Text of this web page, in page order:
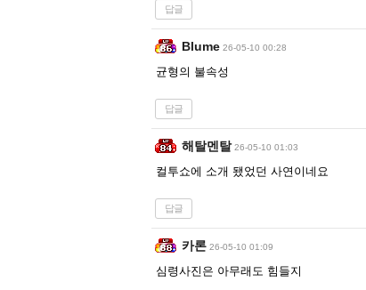
답글
Blume 26-05-10 00:28
균형의 불속성
답글
해탈멘탈 26-05-10 01:03
컬투쇼에 소개 됐었던 사연이네요
답글
카론 26-05-10 01:09
심령사진은 아무래도 힘들지